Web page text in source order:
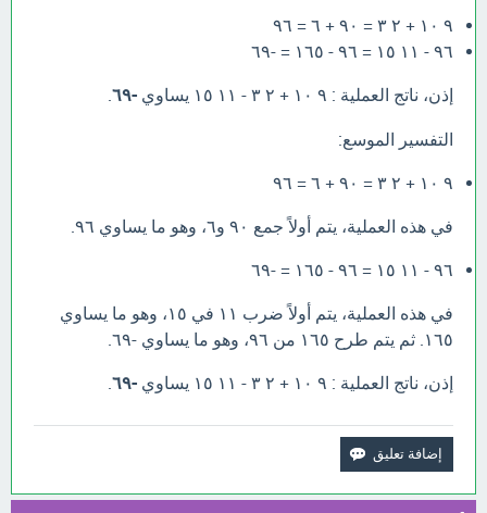
٩ ١٠ + ٢ ٣ = ٩٠ + ٦ = ٩٦
٩٦ - ١١ ١٥ = ٩٦ - ١٦٥ = -٦٩
إذن، ناتج العملية : ٩ ١٠ + ٢ ٣ - ١١ ١٥ يساوي -٦٩
التفسير الموسع:
٩ ١٠ + ٢ ٣ = ٩٠ + ٦ = ٩٦
في هذه العملية، يتم أولاً جمع ٩٠ و٦، وهو ما يساوي ٩٦.
٩٦ - ١١ ١٥ = ٩٦ - ١٦٥ = -٦٩
في هذه العملية، يتم أولاً ضرب ١١ في ١٥، وهو ما يساوي
١٦٥. ثم يتم طرح ١٦٥ من ٩٦، وهو ما يساوي -٦٩.
إذن، ناتج العملية : ٩ ١٠ + ٢ ٣ - ١١ ١٥ يساوي -٦٩